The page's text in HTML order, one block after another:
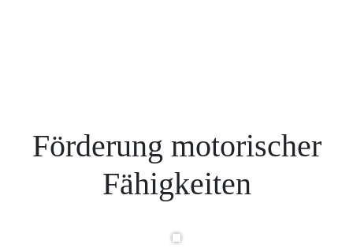
Förderung motorischer
Fähigkeiten